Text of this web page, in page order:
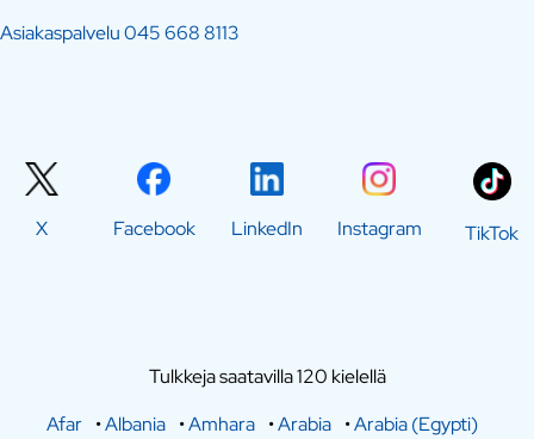
Asiakaspalvelu045 668 8113
X Facebook LinkedIn Instagram TikTok
Tulkkeja saatavilla 120 kielellä
Afar •Albania •Amhara •Arabia •Arabia (Egypti)